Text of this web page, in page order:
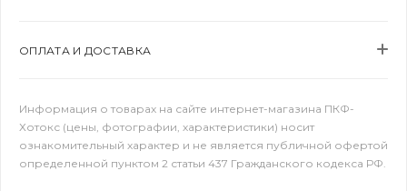
ОПЛАТА И ДОСТАВКА
Информация о товарах на сайте интернет-магазина ПКФ-
Хотокс (цены, фотографии, характеристики) носит
ознакомительный характер и не является публичной офертой
определенной пунктом 2 статьи 437 Гражданского кодекса РФ.